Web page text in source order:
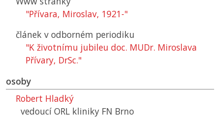
"Přívara, Miroslav, 1921-"
článek v odborném periodiku
"K životnímu jubileu doc. MUDr. Miroslava
Přívary, DrSc."
osoby
Robert Hladký
vedoucí ORL kliniky FN Brno